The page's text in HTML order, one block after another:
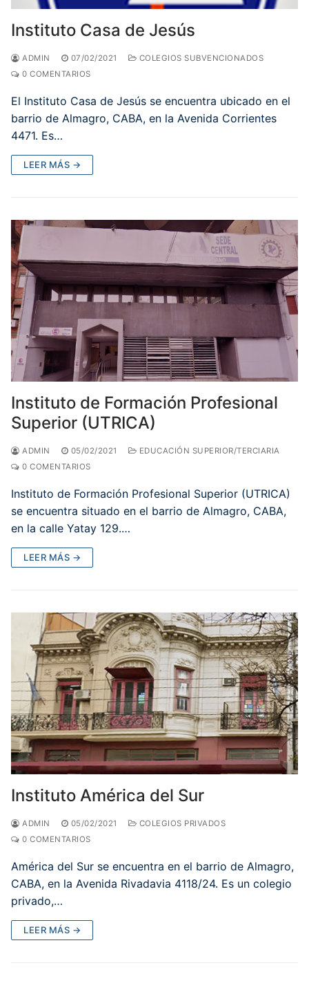
Instituto Casa de Jesús
ADMIN 07/02/2021
COLEGIOS SUBVENCIONADOS
0 COMENTARIOS
El Instituto Casa de Jesús se encuentra ubicado en el
barrio de Almagro, CABA, en la Avenida Corrientes
4471. Es…
LEER MÁS →
Instituto de Formación Profesional
Superior (UTRICA)
ADMIN 05/02/2021
EDUCACIÓN SUPERIOR/TERCIARIA
0 COMENTARIOS
Instituto de Formación Profesional Superior (UTRICA)
se encuentra situado en el barrio de Almagro, CABA,
en la calle Yatay 129.…
LEER MÁS →
Instituto América del Sur
ADMIN 05/02/2021
COLEGIOS PRIVADOS
0 COMENTARIOS
América del Sur se encuentra en el barrio de Almagro,
CABA, en la Avenida Rivadavia 4118/24. Es un colegio
privado,…
LEER MÁS →